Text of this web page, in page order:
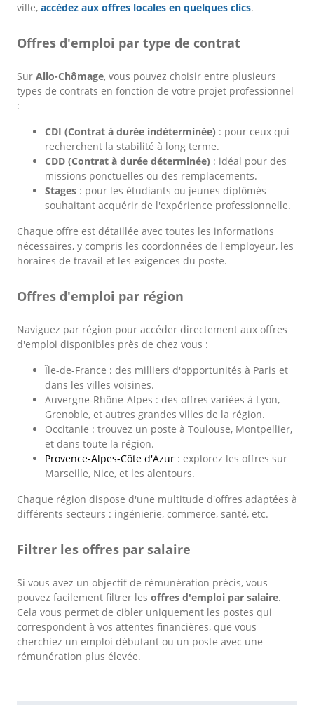
ville, accédez aux offres locales en quelques clics.
Offres d'emploi par type de contrat
Sur Allo-Chômage, vous pouvez choisir entre plusieurs
types de contrats en fonction de votre projet professionnel
:
CDI (Contrat à durée indéterminée) : pour ceux qui
recherchent la stabilité à long terme.
CDD (Contrat à durée déterminée) : idéal pour des
missions ponctuelles ou des remplacements.
Stages : pour les étudiants ou jeunes diplômés
souhaitant acquérir de l'expérience professionnelle.
Chaque offre est détaillée avec toutes les informations
nécessaires, y compris les coordonnées de l'employeur, les
horaires de travail et les exigences du poste.
Offres d'emploi par région
Naviguez par région pour accéder directement aux offres
d'emploi disponibles près de chez vous :
Île-de-France : des milliers d'opportunités à Paris et
dans les villes voisines.
Auvergne-Rhône-Alpes : des offres variées à Lyon,
Grenoble, et autres grandes villes de la région.
Occitanie : trouvez un poste à Toulouse, Montpellier,
et dans toute la région.
Provence-Alpes-Côte d'Azur : explorez les offres sur
Marseille, Nice, et les alentours.
Chaque région dispose d'une multitude d'offres adaptées à
différents secteurs : ingénierie, commerce, santé, etc.
Filtrer les offres par salaire
Si vous avez un objectif de rémunération précis, vous
pouvez facilement filtrer les offres d'emploi par salaire.
Cela vous permet de cibler uniquement les postes qui
correspondent à vos attentes financières, que vous
cherchiez un emploi débutant ou un poste avec une
rémunération plus élevée.